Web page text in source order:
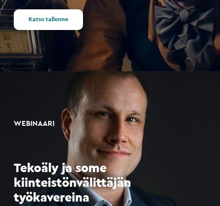
Katso tallenne
WEBINAARI
Tekoäly ja some
kiinteistönvälittäjän
työkavereina